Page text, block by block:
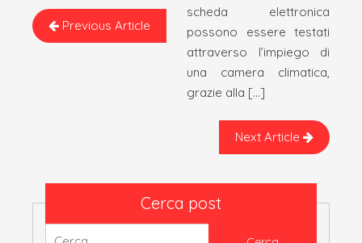
Previous Article
scheda elettronica
possono essere testati
attraverso l’impiego di
una camera climatica,
grazie alla […]
Next Article
Cerca post